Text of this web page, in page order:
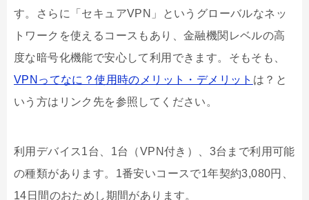
す。さらに「セキュアVPN 」というグローバルなネッ
トワークを使えるコースもあり、金融機関レベルの高
度な暗号化機能で安心して利用できます。そもそも、
VPNってなに？使用時のメリット・デメリット は？と
いう方はリンク先を参照してください。
利用デバイス 1台、 1台（VPN付き）、 3台まで利用可能
の種類があります。 1番安いコースで1年契約3,080円、
14 日間のおためし期間があります。